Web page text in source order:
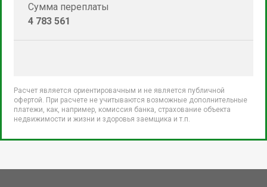
Сумма переплаты
4 783 561
Расчет является ориентировачным и не является публичной
офертой. При расчете не учитываются возможные дополнительные
платежи, как, например, комиссия банка, страхование объекта
недвижимости и жизни и здоровья заемщика и т.п.